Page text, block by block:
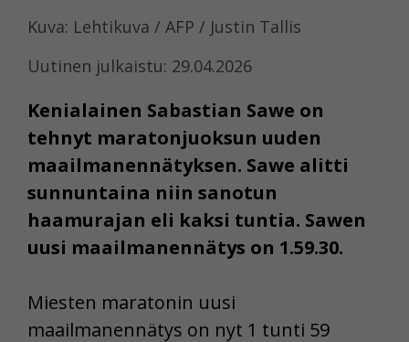
Kuva: Lehtikuva / AFP / Justin Tallis
Uutinen julkaistu: 29.04.2026
Kenialainen Sabastian Sawe on
tehnyt maratonjuoksun uuden
maailmanennätyksen. Sawe alitti
sunnuntaina niin sanotun
haamurajan eli kaksi tuntia. Sawen
uusi maailmanennätys on 1.59.30.
Miesten maratonin uusi
maailmanennätys on nyt 1 tunti 59